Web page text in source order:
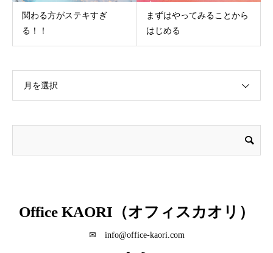
関わる方がステキすぎ
る！！
まずはやってみることから
はじめる
月を選択
Office KAORI（オフィスカオリ）
✉ info@office-kaori.com